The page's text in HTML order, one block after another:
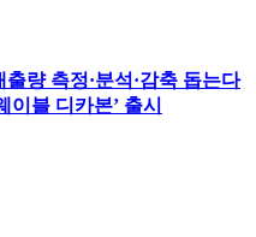
량 측정·분석·감축 돕는다
이블 디카본’ 출시